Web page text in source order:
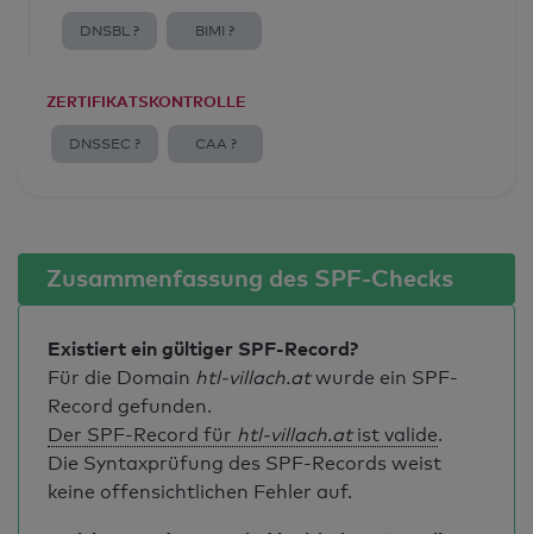
DNSBL ? BIMI ?
ZERTIFIKATSKONTROLLE
DNSSEC ? CAA ?
Zusammenfassung des SPF-Checks
Existiert ein gültiger SPF-Record?
Für die Domain htl-villach.atwurde ein SPF-
Record gefunden.
Der SPF-Record für htl-villach.atist valide.
Die Syntaxprüfung des SPF-Records weist
keine offensichtlichen Fehler auf.